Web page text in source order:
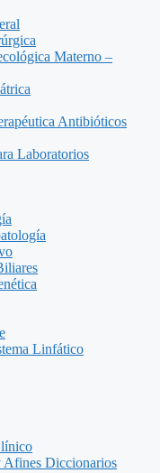
Materno –
Antibióticos
Laboratorios
Linfático
Diccionarios